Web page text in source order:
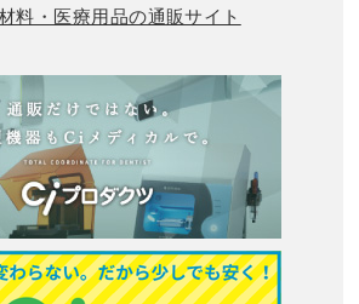
料・医療用品の通販サイト